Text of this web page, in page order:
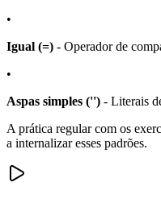
•
Igual (=) - Operador de
•
Aspas simples ('') - Literais
A prática regular com os
a internalizar esses padrões.